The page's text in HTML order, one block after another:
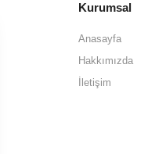
Kurumsal
Anasayfa
Hakkımızda
İletişim